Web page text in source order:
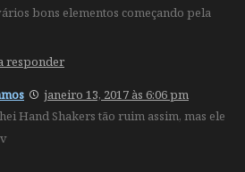
bons elementos começando pela
responder
janeiro 13, 2017 às 6:06 pm
Hand Shakers tão ruim assim, mas ele